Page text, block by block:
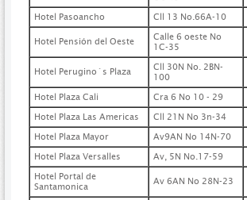
Hotel Pasoancho Cll 13 No.66A-10
Hotel Pensión del Oeste
Calle 6 oeste No
1C-35
Hotel Perugino´s Plaza
Cll 30N No. 2BN-
100
Hotel Plaza Cali
Cra 6 No 10 - 29
Hotel Plaza Las Americas
Cll 21N No 3n-34
Hotel Plaza Mayor
Av9AN No 14N-70
Hotel Plaza Versalles
Av, 5N No.17-59
Hotel Portal de
Santamonica
Av 6AN No 28N-23